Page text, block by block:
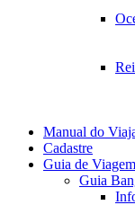
Manual do
Cadastre
Guia de Viagem
Guia